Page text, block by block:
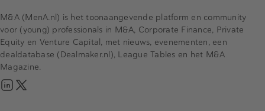
M&A (MenA.nl) is het toonaangevende platform en community
voor (young) professionals in M&A, Corporate Finance, Private
Equity en Venture Capital, met nieuws, evenementen, een
dealdatabase (Dealmaker.nl), League Tables en het M&A
Magazine.